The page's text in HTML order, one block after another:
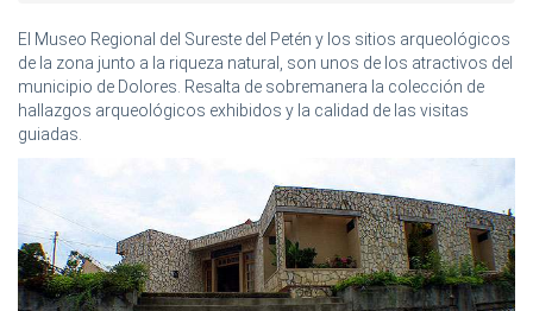
El Museo Regional del Sureste del Petén y los sitios arqueológicos
de la zona junto a la riqueza natural, son unos de los atractivos del
municipio de Dolores. Resalta de sobremanera la colección de
hallazgos arqueológicos exhibidos y la calidad de las visitas
guiadas.